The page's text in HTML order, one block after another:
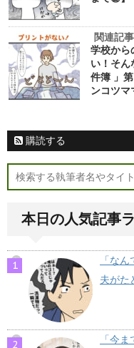
関連記
学校から
い！そ
件簿 」
ンコツマ
購読する
本日の人気記事
「な
夫がた
「今